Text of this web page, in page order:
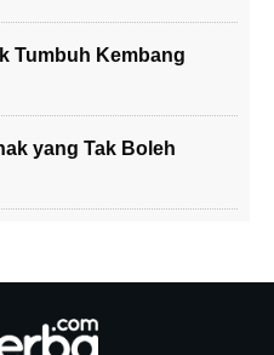
Tumbuh Kembang
yang Tak Boleh